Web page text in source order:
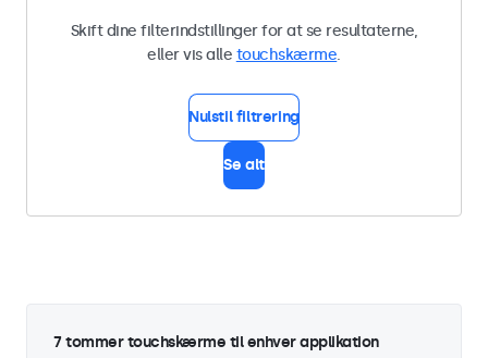
Skift dine filterindstillinger for at se resultaterne,
eller vis alle touchskærme.
Nulstil filtrering
Se alt
7 tommer touchskærme til enhver applikation